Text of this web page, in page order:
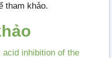
tham khảo.
acid inhibition of the